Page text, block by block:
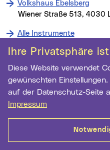
Ihre Privatsphäre
Diese Website verwendet Cookies. Bitte wählen Sie Ihre
gewünschten
auf der Datenschutz-Seite
Impressum
Volkshaus Ebelsberg
Wiener Straße 513, 4030
Alle Instrumente
Weitere
Kontakt
Musikschule der Stadt Linz
Fabrikstraße 10
4041 Linz
Telefon:
+43 732 7070 1816
E-Mail Adresse: